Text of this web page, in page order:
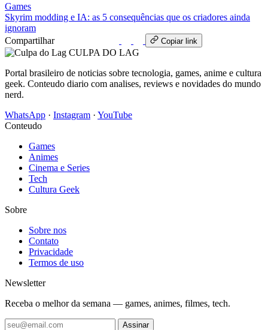
Games
Skyrim modding e IA: as 5 consequências que os criadores ainda
ignoram
Compartilhar
Copiar link
CULPA DO LAG
Portal brasileiro de noticias sobre tecnologia, games, anime e cultura
geek. Conteudo diario com analises, reviews e novidades do mundo
nerd.
WhatsApp · Instagram · YouTube
Conteudo
Games
Animes
Cinema e Series
Tech
Cultura Geek
Sobre
Sobre nos
Contato
Privacidade
Termos de uso
Newsletter
Receba o melhor da semana — games, animes, filmes, tech.
Assinar